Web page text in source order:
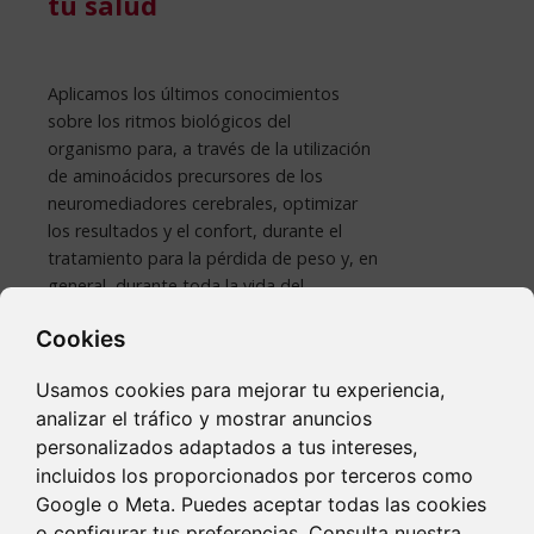
Cookies
Usamos cookies para mejorar tu experiencia,
analizar el tráfico y mostrar anuncios
personalizados adaptados a tus intereses,
incluidos los proporcionados por terceros como
Google o Meta. Puedes aceptar todas las cookies
Aplicamos los últimos conocimientos
sobre los ritmos biológicos del
organismo para, a través de la utilización
de aminoácidos precursores de los
neuromediadores cerebrales, optimizar
los resultados y el confort, durante el
tratamiento para la pérdida de peso y, en
general, durante toda la vida del